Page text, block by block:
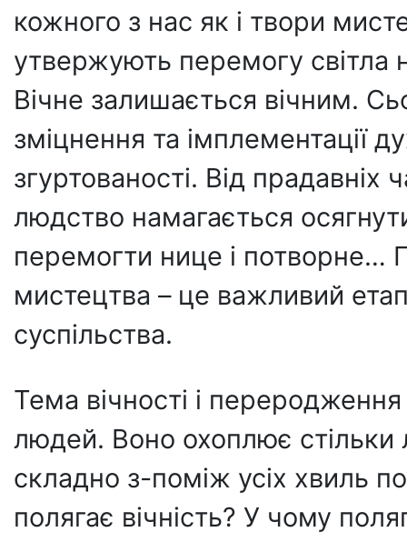
кожного з нас як і твори
утвержують перемогу
Вічне залишається вічним.
зміцнення та імплементації
згуртованості. Від прадавніх
людство намагається
перемогти нице і
мистецтва – це важливий
суспільства.
Тема вічності і
людей. Воно охоплює стільки
складно з-поміж усіх хвиль
полягає вічність? У чому